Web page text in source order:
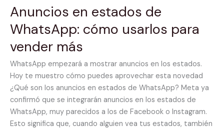
Anuncios en estados de
WhatsApp: cómo usarlos para
vender más
WhatsApp empezará a mostrar anuncios en los estados.
Hoy te muestro cómo puedes aprovechar esta novedad
¿Qué son los anuncios en estados de WhatsApp? Meta ya
confirmó que se integrarán anuncios en los estados de
WhatsApp, muy parecidos a los de Facebook o Instagram.
Esto significa que, cuando alguien vea tus estados, también
Anuncios
estados
de
cómo
usarlos
para
vender
más